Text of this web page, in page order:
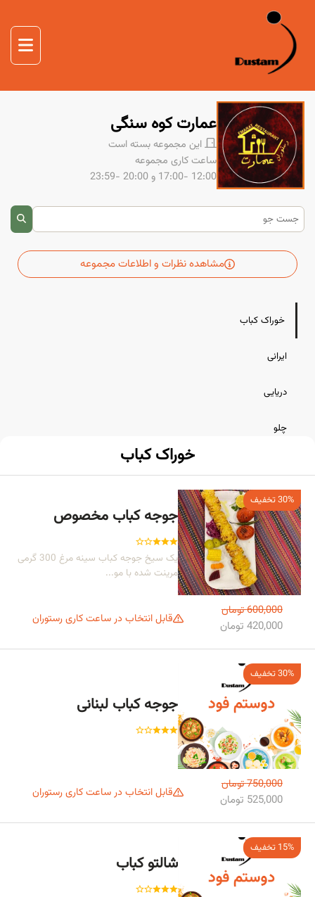
صفحه اصلی
غذا
صفحه اصلی
دوستم
درباره ما
تماس با ما
عمارت کوه سنگی
این مجموعه بسته است
ساعت کاری مجموعه
12:00 -17:00
و 20:00 -23:59
مشاهده نظرات و اطلاعات مجموعه
خوراک کباب
ایرانی
دریایی
چلو
نوشیدنی
خوراک کباب
30% تخفیف
جوجه کباب مخصوص
یک سیخ جوجه کباب سینه مرغ 300 گرمی
مرینت شده با مو...
600,000 تومان
420,000 تومان
قابل انتخاب در ساعت کاری رستوران
30% تخفیف
جوجه کباب لبنانی
750,000 تومان
525,000 تومان
قابل انتخاب در ساعت کاری رستوران
15% تخفیف
شالتو کباب